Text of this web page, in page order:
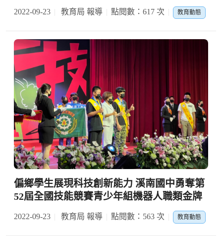
2022-09-23 教育局 報導 點閱數：617 次 教育動態
偏鄉學生展現科技創新能力 溪南國中勇奪第
52屆全國技能競賽青少年組機器人職類金牌
2022-09-23 教育局 報導 點閱數：563 次 教育動態